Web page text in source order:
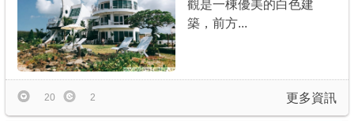
觀是一棟優美的白色建
築，前方...
更多資訊
20 2